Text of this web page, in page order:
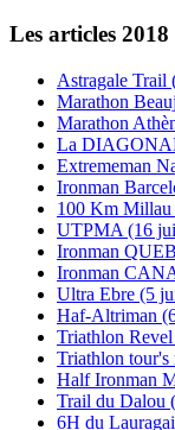
Les articles 2018
Astragale Trail
Marathon
Marathon
La
Extrememan
Ironman
100 Km Millau
UTPMA (16
Ironman
Ironman
Ultra Ebre (5
Haf-Altriman
Triathlon
Triathlon tour's
Half Ironman
Trail du Dalou
6H du